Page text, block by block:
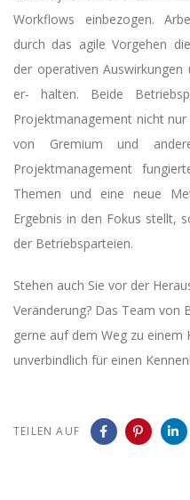
Workflows einbezogen.
durch das agile Vorgehen
der operativen
er- halten. Beide
Projektmanagement nicht
von Gremium und
Projektmanagement
Themen und eine neue
Ergebnis in den Fokus stellt,
der Betriebsparteien.
Stehen auch Sie vor der
Veränderung? Das Team von
gerne auf dem Weg zu einem
unverbindlich für einen
TEILEN AUF